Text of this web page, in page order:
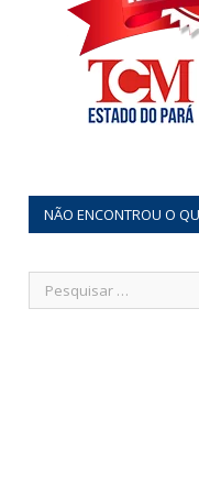
NÃO ENCONTROU O